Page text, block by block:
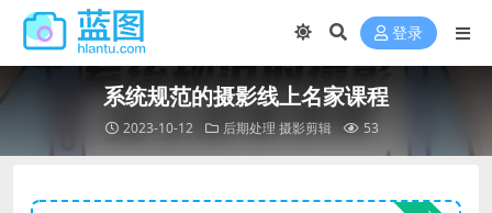
登录
系统规范的摄影线上名家课程
2023-10-12 后期处理 摄影剪辑 53